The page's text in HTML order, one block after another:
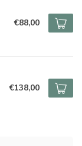
€88,00
€138,00